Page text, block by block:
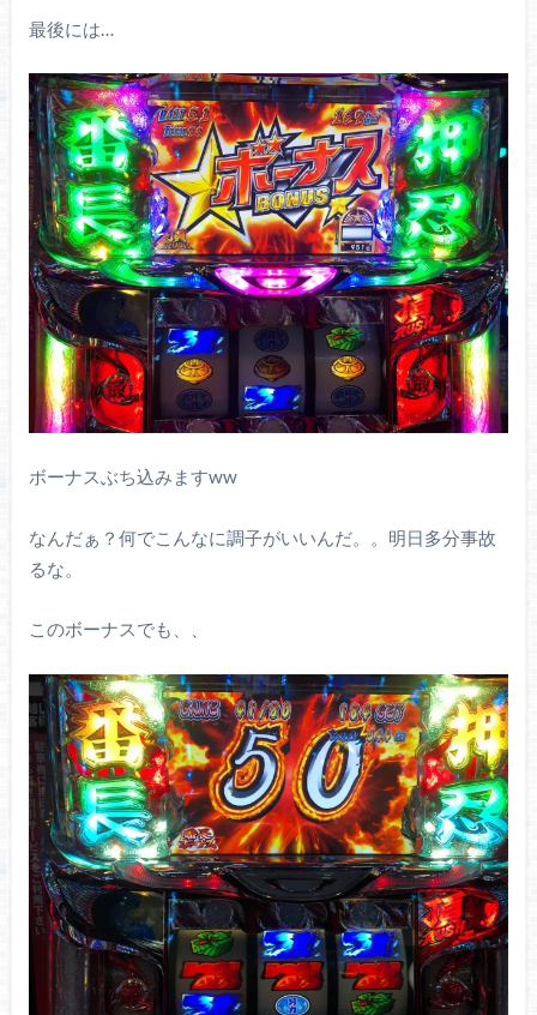
最後には…
ボーナスぶち込みますww
なんだぁ？何でこんなに調子がいいんだ。。明日多分事故
るな。
このボーナスでも、、